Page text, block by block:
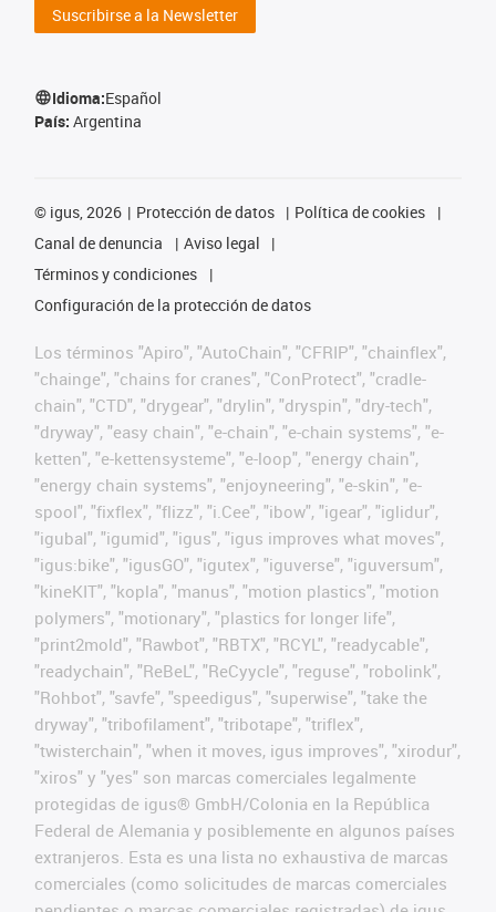
Suscribirse a la Newsletter
Idioma:Español
País: Argentina
© igus, 2026 Protección de datos
Política de cookies
Canal de denuncia
Aviso legal
Términos y condiciones
Configuración de la protección de datos
Los términos "Apiro", "AutoChain", "CFRIP", "chainflex",
"chainge", "chains for cranes", "ConProtect", "cradle-
chain", "CTD", "drygear", "drylin", "dryspin", "dry-tech",
"dryway", "easy chain", "e-chain", "e-chain systems", "e-
ketten", "e-kettensysteme", "e-loop", "energy chain",
"energy chain systems", "enjoyneering", "e-skin", "e-
spool", "fixflex", "flizz", "i.Cee", "ibow", "igear", "iglidur",
"igubal", "igumid", "igus", "igus improves what moves",
"igus:bike", "igusGO", "igutex", "iguverse", "iguversum",
"kineKIT", "kopla", "manus", "motion plastics", "motion
polymers", "motionary", "plastics for longer life",
"print2mold", "Rawbot", "RBTX", "RCYL", "readycable",
"readychain", "ReBeL", "ReCyycle", "reguse", "robolink",
"Rohbot", "savfe", "speedigus", "superwise", "take the
dryway", "tribofilament", "tribotape", "triflex",
"twisterchain", "when it moves, igus improves", "xirodur",
"xiros" y "yes" son marcas comerciales legalmente
protegidas de igus® GmbH/Colonia en la República
Federal de Alemania y posiblemente en algunos países
extranjeros. Esta es una lista no exhaustiva de marcas
comerciales (como solicitudes de marcas comerciales